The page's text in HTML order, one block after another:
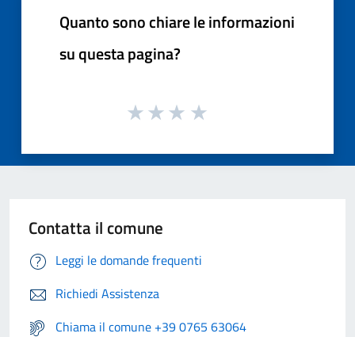
Quanto sono chiare le informazioni
su questa pagina?
Contatta il comune
Leggi le domande frequenti
Richiedi Assistenza
Chiama il comune +39 0765 63064